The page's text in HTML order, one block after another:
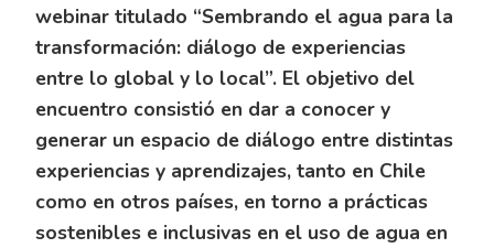
webinar titulado “Sembrando el agua para la
transformación: diálogo de experiencias
entre lo global y lo local”. El objetivo del
encuentro consistió en dar a conocer y
generar un espacio de diálogo entre distintas
experiencias y aprendizajes, tanto en Chile
como en otros países, en torno a prácticas
sostenibles e inclusivas en el uso de agua en